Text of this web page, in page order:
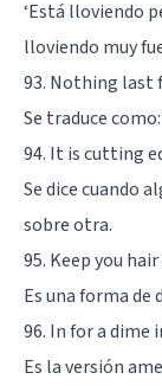
‘Está lloviendo
lloviendo muy
93. Nothing last
Se traduce
94. It is cutting
Se dice cuando
sobre otra.
95. Keep you
Es una forma de
96. In for a dime
Es la versión